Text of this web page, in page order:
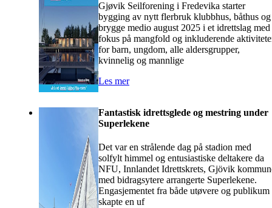
Gjøvik Seilforening i Fredevika starter
bygging av nytt flerbruk klubbhus, båthus og
brygge medio august 2025 i et idrettslag med
fokus på mangfold og inkluderende
for barn, ungdom, alle aldersgrupper,
kvinnelig og mannlige
Les mer
Fantastisk idrettsglede og mestring under
Superlekene
Det var en strålende dag på stadion med
solfylt himmel og entusiastiske deltakere da
NFU, Innlandet Idrettskrets, Gjövik
med bidragsytere arrangerte Superlekene.
Engasjementet fra både utøvere og publikum
skapte en uf